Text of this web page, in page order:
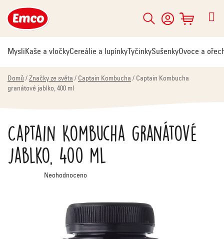
na
obsah
Hledat
NÁKUPNÍ
KOŠÍK
MysliKaše a vločkyCereálie a lupínky TyčinkySušenkyOvoce a
Domů / Značky ze světa / Captain Kombucha / Captain Kombucha
granátové jablko, 400 ml
Captain Kombucha granátové
jablko, 400 ml
Průměrné
hodnocení
hvězdiček.
Neohodnoceno